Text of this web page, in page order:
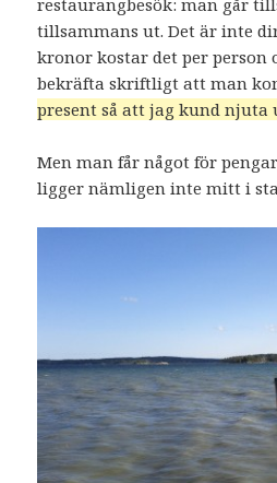
restaurangbesök: man går
tillsammans ut. Det är inte
kronor kostar det per person
bekräfta skriftligt att man
present så att jag kund njuta
Men man får något för
ligger nämligen inte mitt i